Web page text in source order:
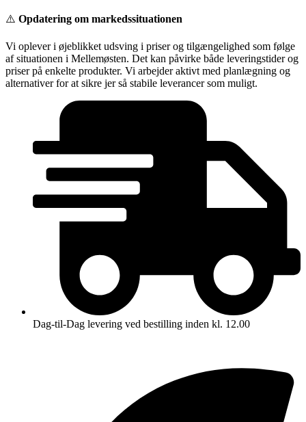
Videre
indhold
⚠️ Opdatering om markedssituationen
Vi oplever i øjeblikket udsving i priser og tilgængelighed som følge
af situationen i Mellemøsten. Det kan påvirke både leveringstider og
priser på enkelte produkter. Vi arbejder aktivt med planlægning og
alternativer for at sikre jer så stabile leverancer som muligt.
Dag-til-Dag levering ved bestilling inden kl. 12.00